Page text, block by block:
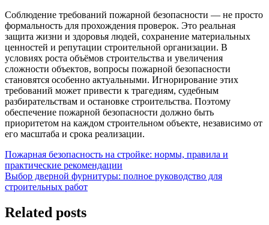
Соблюдение требований пожарной безопасности — не просто
формальность для прохождения проверок. Это реальная
защита жизни и здоровья людей, сохранение материальных
ценностей и репутации строительной организации. В
условиях роста объёмов строительства и увеличения
сложности объектов, вопросы пожарной безопасности
становятся особенно актуальными. Игнорирование этих
требований может привести к трагедиям, судебным
разбирательствам и остановке строительства. Поэтому
обеспечение пожарной безопасности должно быть
приоритетом на каждом строительном объекте, независимо от
его масштаба и срока реализации.
Навигация
по
записям
Пожарная безопасность на стройке: нормы, правила и
практические рекомендации
Выбор дверной фурнитуры: полное руководство для
строительных работ
Related posts